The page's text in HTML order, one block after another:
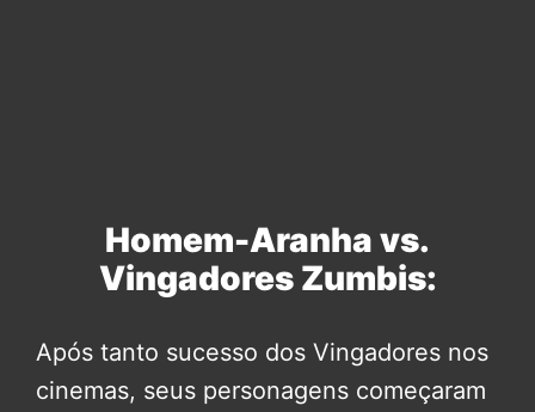
Homem-Aranha vs.
Vingadores Zumbis:
Após tanto sucesso dos Vingadores nos
cinemas, seus personagens começaram